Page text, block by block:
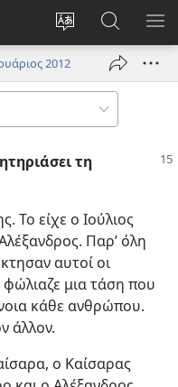
Αλλαγή
γλώσσας
ιστότοπου
Σύνδεση
(ανοίγει
παράθυρο)
στο
JW.ORG
2012
τη
Το είχε ο Ιούλιος
Παρ’ όλη
αυτοί οι
μια τάση που
κάθε ανθρώπου.
άλλον.
ο Καίσαρας